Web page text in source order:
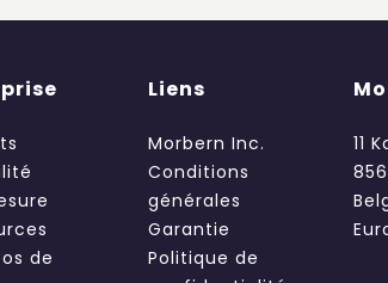
de
Liens
Morbern Inc.
Conditions
générales
Garantie
Politique de
11